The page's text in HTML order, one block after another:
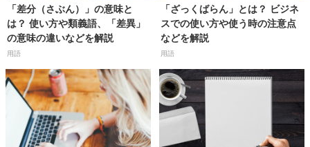
「差分（さぶん）」の意味と
は？ 使い方や類義語、「差異」
の意味の違いなどを解説
用語
「ざっくばらん」とは？ ビジネ
スでの使い方や使う時の注意点
などを解説
用語